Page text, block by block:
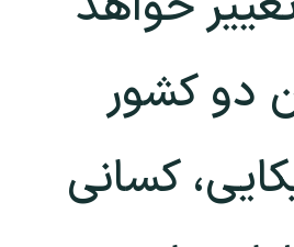
دو کشور
کسانی